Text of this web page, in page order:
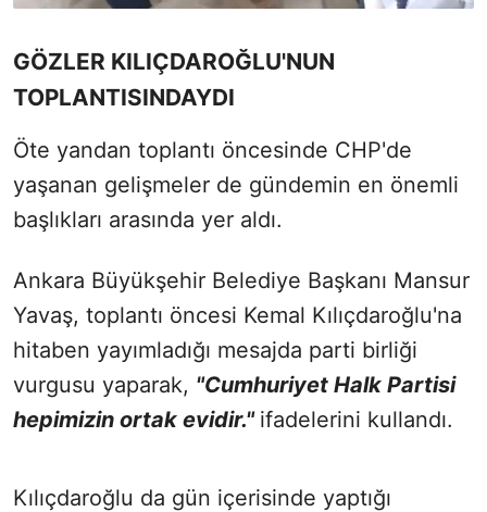
GÖZLER KILIÇDAROĞLU'NUN
TOPLANTISINDAYDI
Öte yandan toplantı öncesinde CHP'de
yaşanan gelişmeler de gündemin en önemli
başlıkları arasında yer aldı.
Ankara Büyükşehir Belediye Başkanı Mansur
Yavaş, toplantı öncesi Kemal Kılıçdaroğlu'na
hitaben yayımladığı mesajda parti birliği
vurgusu yaparak, "Cumhuriyet Halk Partisi
hepimizin ortak evidir." ifadelerini kullandı.
Kılıçdaroğlu da gün içerisinde yaptığı